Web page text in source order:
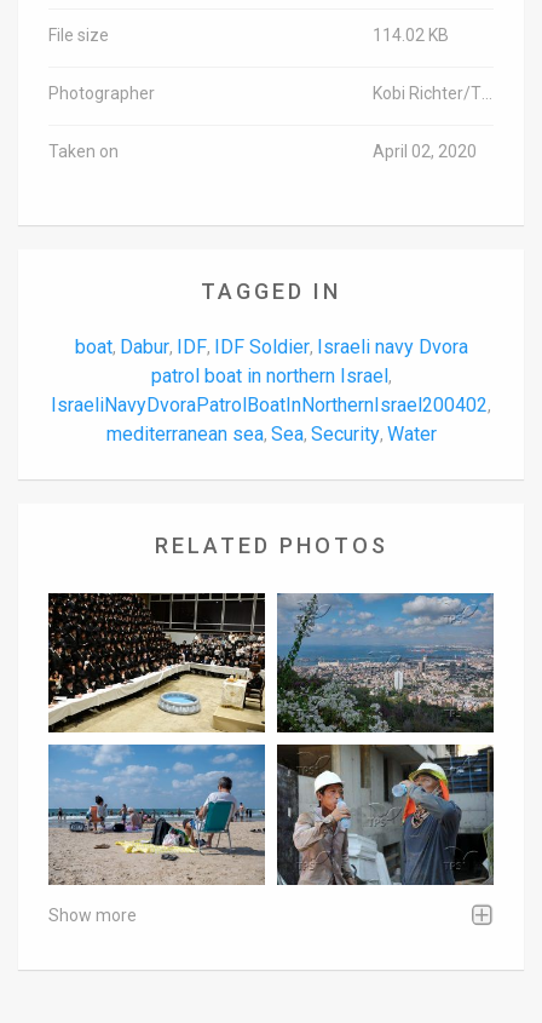
File size 114.02 KB
Photographer
Taken on April 02, 2020
TAGGED IN
boat, Dabur, IDF, IDF Soldier, Israeli navy Dvora
patrol boat in northern Israel,
IsraeliNavyDvoraPatrolBoatInNorthernIsrael200402,
mediterranean sea, Sea, Security, Water
RELATED PHOTOS
Show more